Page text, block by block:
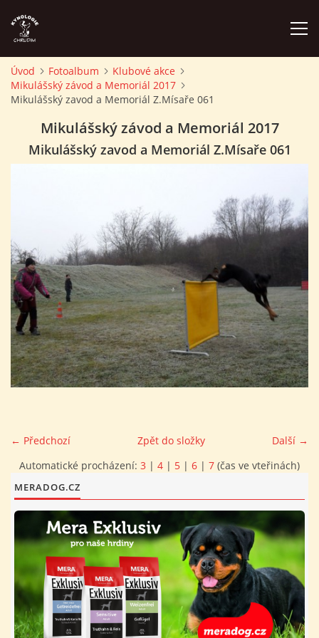
ÚVOD
PLÁN AKCÍ
PŘÍSPĚVKY A POPLATKY
KONTAKTY KK
FOTOALBUM
PROVOZNÍ ŘÁD
O NÁS - HISTORIE A SOUČASNOST
AVZO TSČ ČR CHRUDIM P.S.
VÝBOR KK
Úvod Fotoalbum
Klubové akce
Mikulášský závod a Memoriál 2017
Mikulášský zavod a Memoriál Z.Mísaře 061
Mikulášský závod a Memoriál 2017
Mikulášský zavod a Memoriál Z.Mísaře 061
← Předchozí Další →
Zpět do složky
Automatické procházení: 3 | 4 | 5 | 6 | 7 (čas ve vteřinách)
MERADOG.CZ